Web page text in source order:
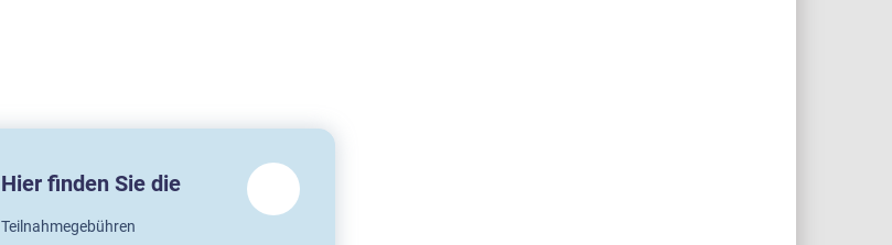
Hier finden Sie die
Teilnahmegebühren